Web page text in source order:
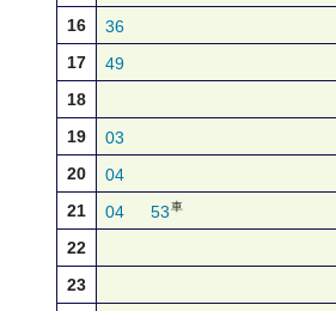
16
36
17
49
18
19
03
20
04
21
04 53車
22
23